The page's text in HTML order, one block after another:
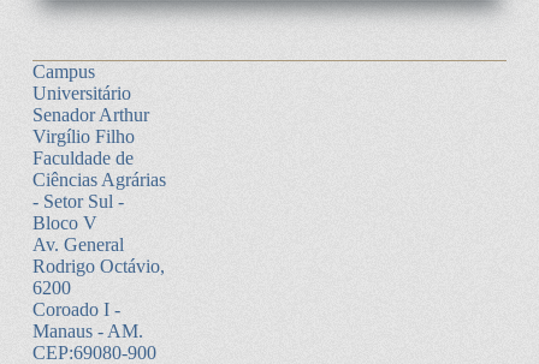
Campus
Universitário
Senador Arthur
Virgílio Filho
Faculdade de
Ciências Agrárias
- Setor Sul -
Bloco V
Av. General
Rodrigo Octávio,
6200
Coroado I -
Manaus - AM.
CEP:69080-900